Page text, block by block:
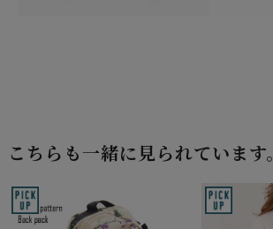
こちらも一緒に見られています。